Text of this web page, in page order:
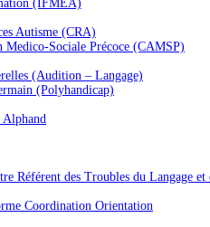
(IFMEA)
Autisme (CRA)
Medico-Sociale Précoce (CAMSP)
(Audition – Langage)
(Polyhandicap)
Référent des Troubles du Langage et
Coordination Orientation